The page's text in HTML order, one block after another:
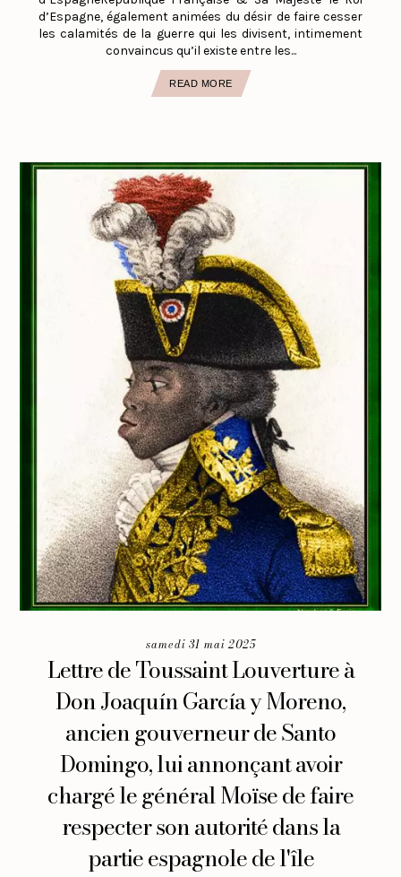
d’Espagne, également animées du désir de faire cesser
les calamités de la guerre qui les divisent, intimement
convaincus qu’il existe entre les...
READ MORE
samedi 31 mai 2025
Lettre de Toussaint Louverture à
Don Joaquín García y Moreno,
ancien gouverneur de Santo
Domingo, lui annonçant avoir
chargé le général Moïse de faire
respecter son autorité dans la
partie espagnole de l'île